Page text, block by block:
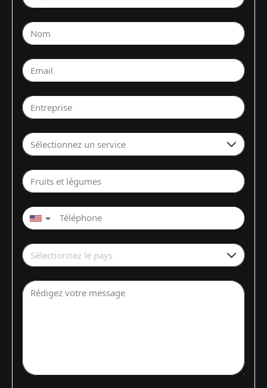
Nom
Email
Entreprise
Sélectionnez un service
Fruits et légumes
▼
Sélectionnez le pays
Rédigez votre message